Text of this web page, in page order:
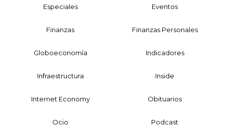
Especiales Eventos
Finanzas Finanzas Personales
Globoeconomía Indicadores
Infraestructura Inside
Internet Economy Obituarios
Ocio Podcast